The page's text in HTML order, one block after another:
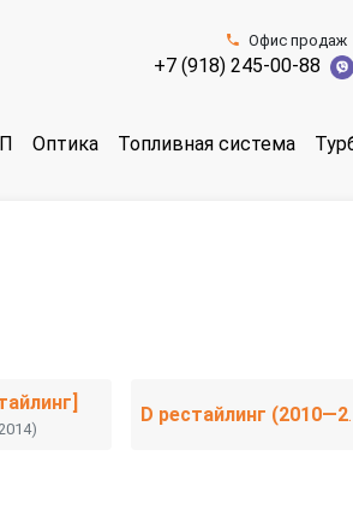
Офис продаж
+7 (918) 245-00-88
Оптика Топливная система
D